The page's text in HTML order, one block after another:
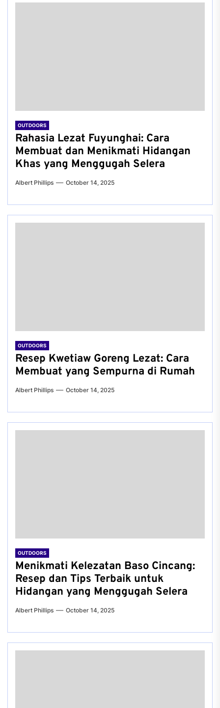
OUTDOORS
Rahasia Lezat Fuyunghai: Cara
Membuat dan Menikmati Hidangan
Khas yang Menggugah Selera
Albert Phillips October 14, 2025
OUTDOORS
Resep Kwetiaw Goreng Lezat: Cara
Membuat yang Sempurna di Rumah
Albert Phillips October 14, 2025
OUTDOORS
Menikmati Kelezatan Baso Cincang:
Resep dan Tips Terbaik untuk
Hidangan yang Menggugah Selera
Albert Phillips October 14, 2025